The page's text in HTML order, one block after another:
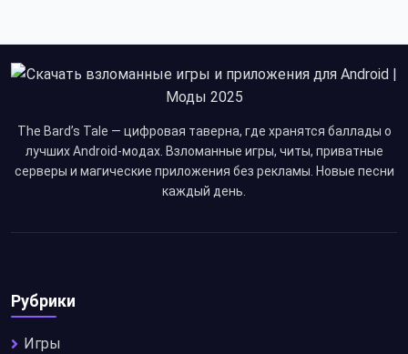
The Bard’s Tale — цифровая таверна, где хранятся баллады о
лучших Android-модах. Взломанные игры, читы, приватные
серверы и магические приложения без рекламы. Новые песни
каждый день.
Рубрики
Игры